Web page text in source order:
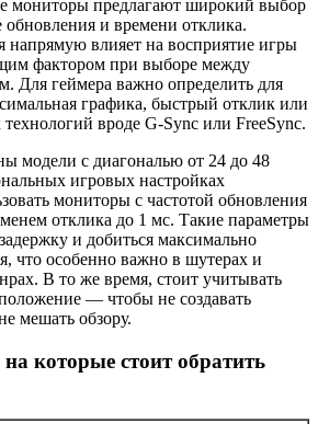
мониторы предлагают широкий выбор
обновления и времени отклика.
напрямую влияет на восприятие игры
фактором при выборе между
Для геймера важно определить для
графика, быстрый отклик или
вроде G-Sync или FreeSync.
модели с диагональю от 24 до 48
игровых настройках
мониторы с частотой обновления
отклика до 1 мс. Такие параметры
и добиться максимально
что особенно важно в шутерах и
В то же время, стоит учитывать
— чтобы не создавать
мешать обзору.
которые стоит обратить